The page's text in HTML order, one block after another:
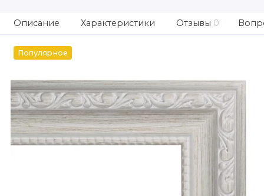
Описание Характеристики Отзывы 0
Популярное